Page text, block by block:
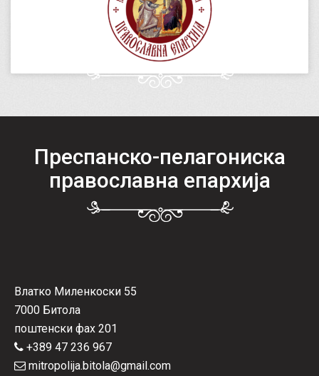
Преспанско-пелагониска
православна епархија
Влатко Миленкоски 55
7000 Битола
поштенски фах 201
+389 47 236 967
mitropolija.bitola@gmail.com